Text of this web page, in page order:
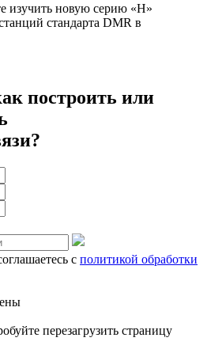
изучить новую серию «H»
стандарта DMR в
построить или
с политикой обработки
перезагрузить страницу